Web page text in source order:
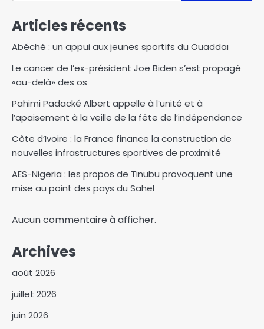
Articles récents
Abéché : un appui aux jeunes sportifs du Ouaddaï
Le cancer de l’ex-président Joe Biden s’est propagé
«au-delà» des os
Pahimi Padacké Albert appelle à l’unité et à
l’apaisement à la veille de la fête de l’indépendance
Côte d’Ivoire : la France finance la construction de
nouvelles infrastructures sportives de proximité
AES-Nigeria : les propos de Tinubu provoquent une
mise au point des pays du Sahel
Aucun commentaire à afficher.
Archives
août 2026
juillet 2026
juin 2026